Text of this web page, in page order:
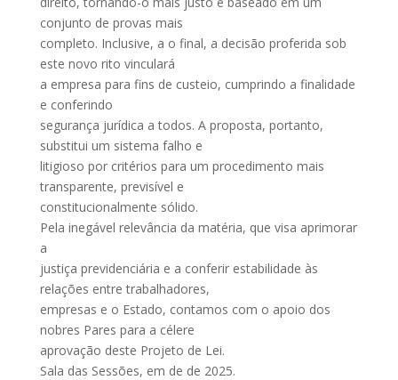
conjunto de provas mais
completo. Inclusive, a o final, a decisão proferida sob
este novo rito vinculará
a empresa para fins de custeio, cumprindo a finalidade
e conferindo
segurança jurídica a todos. A proposta, portanto,
substitui um sistema falho e
litigioso por critérios para um procedimento mais
transparente, previsível e
constitucionalmente sólido.
Pela inegável relevância da matéria, que visa aprimorar
a
justiça previdenciária e a conferir estabilidade às
relações entre trabalhadores,
empresas e o Estado, contamos com o apoio dos
nobres Pares para a célere
aprovação deste Projeto de Lei.
Sala das Sessões, em de de 2025.